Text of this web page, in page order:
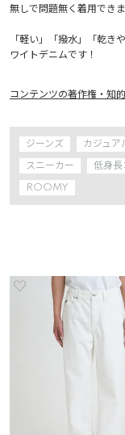
無しで問題無く着用でき
「軽い」「撥水」「乾き
ワイトデニムです！
コンテンツの著作権・知
ジーンズ カジュア
スニーカー 低身長
ROOMY